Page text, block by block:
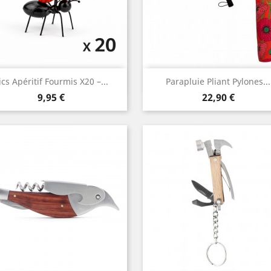
Apéritif Fourmis X20 –...
Prix
9,95 €
Aperçu rapide Parapluie Pliant Pylones...
Prix
22,90 €
Aperçu rapide